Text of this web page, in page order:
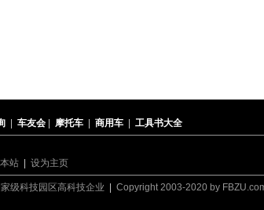
车友会 摩托车 商用车
工具书大全
站 设为主页
级科技园区高科技企业 Copyright 2003-2020 by